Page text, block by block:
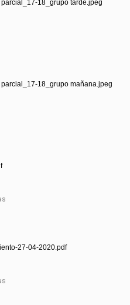
parcial_17-18_grupo tarde.jpeg
parcial_17-18_grupo mañana.jpeg
27-04-2020.pdf